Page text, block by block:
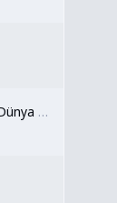
Yeni Başlayanlar için Çizgilerle II. Dünya Savaşı